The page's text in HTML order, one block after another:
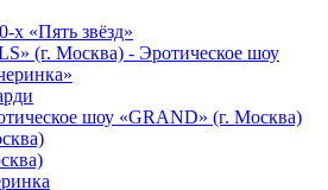
х «Пять звёзд»
(г. Москва) - Эротическое шоу
шоу «GRAND» (г. Москва)